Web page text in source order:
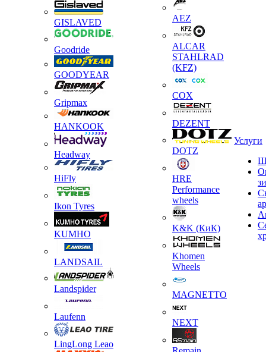
GISLAVED
Goodride
GOODYEAR
Gripmax
HANKOOK
Headway
HiFly
Ikon Tyres
KUMHO
LANDSAIL
Landspider
Laufenn
LingLong Leao
AEZ
ALCAR
STAHLRAD
(KFZ)
COX
DEZENT
DOTZ
HRE
Performance
wheels
K&K (КиК)
Khomen
Wheels
MAGNETTO
NEXT
Услуги